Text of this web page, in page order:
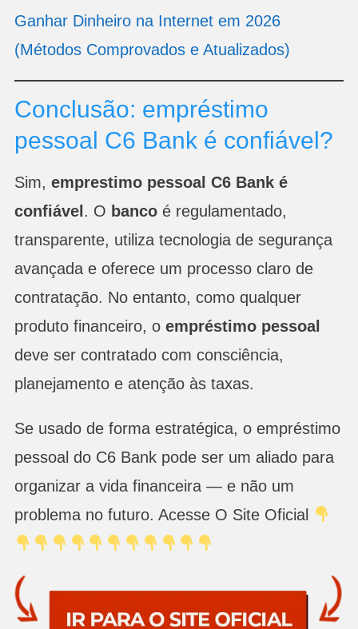
Ganhar Dinheiro na Internet em 2026
(Métodos Comprovados e Atualizados)
Conclusão: empréstimo
pessoal C6 Bank é confiável?
Sim, emprestimo pessoal C6 Bank é
confiável. O bancoé regulamentado,
transparente, utiliza tecnologia de segurança
avançada e oferece um processo claro de
contratação. No entanto, como qualquer
produto financeiro, o empréstimo pessoal
deve ser contratado com consciência,
planejamento e atenção às taxas.
Se usado de forma estratégica, o empréstimo
pessoal do C6 Bank pode ser um aliado para
organizar a vida financeira — e não um
problema no futuro. Acesse O Site Oficial